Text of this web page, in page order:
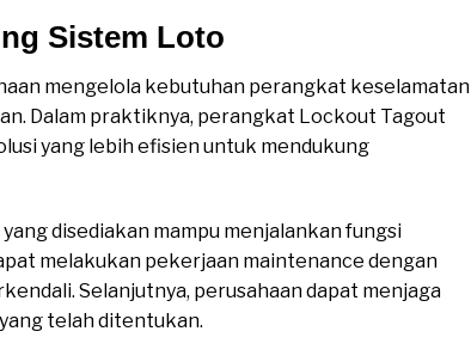
Sistem Loto
mengelola kebutuhan perangkat keselamatan
Dalam praktiknya, perangkat Lockout Tagout
yang lebih efisien untuk mendukung
disediakan mampu menjalankan fungsi
melakukan pekerjaan maintenance dengan
Selanjutnya, perusahaan dapat menjaga
telah ditentukan.